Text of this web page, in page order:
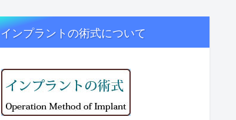
インプラントの術式について